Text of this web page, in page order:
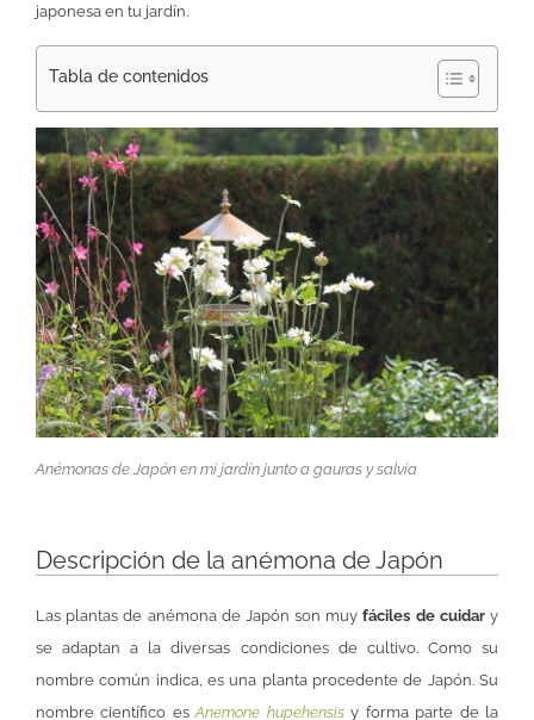
japonesa en tu jardín.
Tabla de contenidos
Anémonas de Japón en mi jardín junto a gauras y salvia
Descripción de la anémona de Japón
Las plantas de anémona de Japón son muyfáciles de cuidary
se adaptan a la diversas condiciones de cultivo. Como su
nombre común indica, es una planta procedente de Japón. Su
nombre científico esAnemone hupehensisy forma parte de la